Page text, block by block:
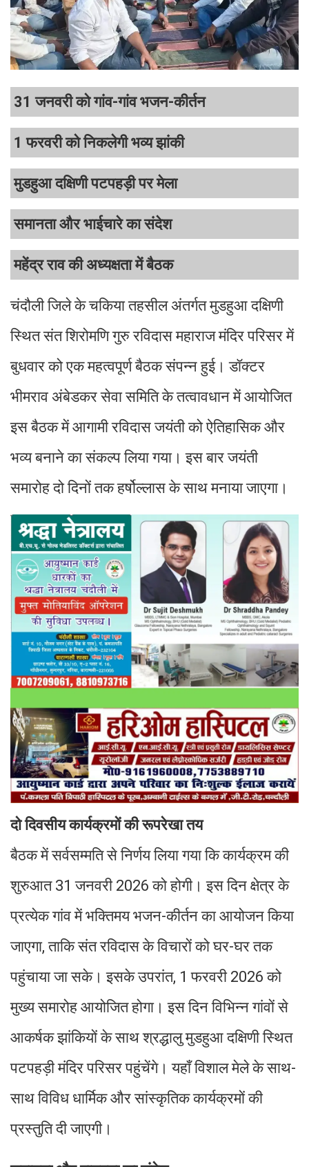
31 जनवरी को गांव-गांव भजन-कीर्तन
1 फरवरी को निकलेगी भव्य झांकी
मुडहुआ दक्षिणी पटपहड़ी पर मेला
समानता और भाईचारे का संदेश
महेंद्र राव की अध्यक्षता में बैठक
चंदौली जिले के चकिया तहसील अंतर्गत मुडहुआ दक्षिणी
स्थित संत शिरोमणि गुरु रविदास महाराज मंदिर परिसर में
बुधवार को एक महत्वपूर्ण बैठक संपन्न हुई। डॉक्टर
भीमराव अंबेडकर सेवा समिति के तत्वावधान में आयोजित
इस बैठक में आगामी रविदास जयंती को ऐतिहासिक और
भव्य बनाने का संकल्प लिया गया। इस बार जयंती
समारोह दो दिनों तक हर्षोल्लास के साथ मनाया जाएगा।
दो दिवसीय कार्यक्रमों की रूपरेखा तय
बैठक में सर्वसम्मति से निर्णय लिया गया कि कार्यक्रम की
शुरुआत 31 जनवरी 2026 को होगी। इस दिन क्षेत्र के
प्रत्येक गांव में भक्तिमय भजन-कीर्तन का आयोजन किया
जाएगा, ताकि संत रविदास के विचारों को घर-घर तक
पहुंचाया जा सके। इसके उपरांत, 1 फरवरी 2026 को
मुख्य समारोह आयोजित होगा। इस दिन विभिन्न गांवों से
आकर्षक झांकियों के साथ श्रद्धालु मुडहुआ दक्षिणी स्थित
पटपहड़ी मंदिर परिसर पहुंचेंगे। यहाँ विशाल मेले के साथ-
साथ विविध धार्मिक और सांस्कृतिक कार्यक्रमों की
प्रस्तुति दी जाएगी।